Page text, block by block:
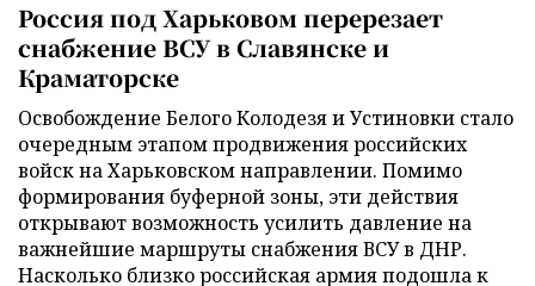
Россия под Харьковом перерезает
снабжение ВСУ в Славянске и
Краматорске
Освобождение Белого Колодезя и Устиновки стало
очередным этапом продвижения российских
войск на Харьковском направлении. Помимо
формирования буферной зоны, эти действия
открывают возможность усилить давление на
важнейшие маршруты снабжения ВСУ в ДНР.
Насколько близко российская армия подошла к